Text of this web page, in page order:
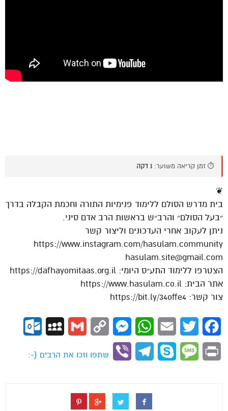
⏱️ זמן קריאה משוער: 1 דקה
❦
בית מדרש הסולם ללימוד פנימיות התורה וחכמת הקבלה בדרך
״בעל הסולם״ והרב״ש בראשות הרב אדם סיני.
ניתן לעקוב אחרי העדכונים וליצור קשר
https://www.instagram.com/hasulam.community
hasulam.site@gmail.com
הצטרפו ללימוד התע״ס היומי: https://dafhayomitaas.org.il
אתר הבית: https://www.hasulam.co.il
צור קשר: https://bit.ly/34offe4
Facebook
Twitter
Email
WhatsApp
Messenger
Copy
Gmail
MySpace
Print
Message
Skype
Telegram
Viber
שתפו וזכו את הרבים (-: